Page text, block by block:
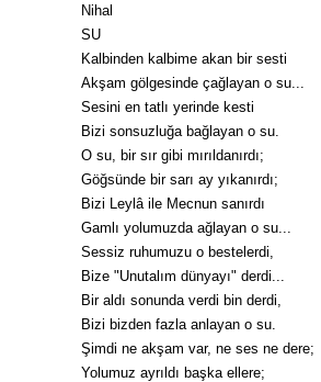
Nihal
SU
Kalbinden kalbime akan bir sesti
Akşam gölgesinde çağlayan o su...
Sesini en tatlı yerinde kesti
Bizi sonsuzluğa bağlayan o su.
O su, bir sır gibi mırıldanırdı;
Göğsünde bir sarı ay yıkanırdı;
Bizi Leylâ ile Mecnun sanırdı
Gamlı yolumuzda ağlayan o su...
Sessiz ruhumuzu o bestelerdi,
Bize "Unutalım dünyayı" derdi...
Bir aldı sonunda verdi bin derdi,
Bizi bizden fazla anlayan o su.
Şimdi ne akşam var, ne ses ne dere;
Yolumuz ayrıldı başka ellere;